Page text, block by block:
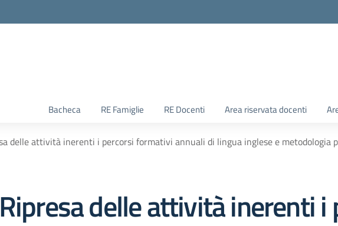
Bacheca RE Famiglie RE Docenti Area riservata docenti
delle attività inerenti i percorsi formativi annuali di lingua inglese e metodologia
delle attività inerenti i